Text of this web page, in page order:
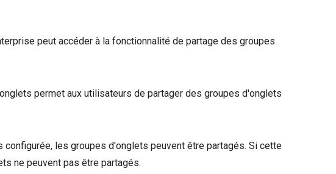
peut accéder à la fonctionnalité de partage des groupes
permet aux utilisateurs de partager des groupes d'onglets
les groupes d'onglets peuvent être partagés. Si cette
ne peuvent pas être partagés.